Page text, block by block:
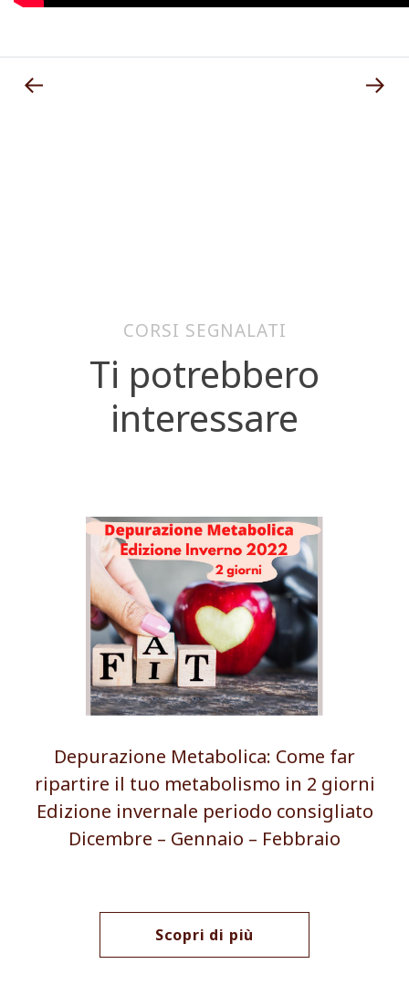
CORSI SEGNALATI
Ti potrebbero
interessare
Depurazione Metabolica: Come far
ripartire il tuo metabolismo in 2 giorni
Edizione invernale periodo consigliato
Dicembre – Gennaio – Febbraio
Scopri di più